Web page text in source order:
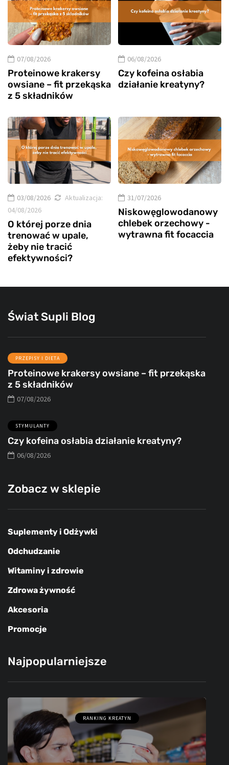
07/08/2026
Proteinowe krakersy
owsiane – fit przekąska
z 5 składników
06/08/2026
Czy kofeina osłabia
działanie kreatyny?
03/08/2026
Aktualizacja:
04/08/2026
O której porze dnia
trenować w upale,
żeby nie tracić
efektywności?
31/07/2026
Niskowęglowodanowy
chlebek orzechowy -
wytrawna fit focaccia
Świat Supli Blog
PRZEPISY I DIETA
Proteinowe krakersy owsiane – fit przekąska
z 5 składników
07/08/2026
STYMULANTY
Czy kofeina osłabia działanie kreatyny?
06/08/2026
Zobacz w sklepie
Suplementy i Odżywki
Odchudzanie
Witaminy i zdrowie
Zdrowa żywność
Akcesoria
Promocje
Najpopularniejsze
RANKING KREATYN